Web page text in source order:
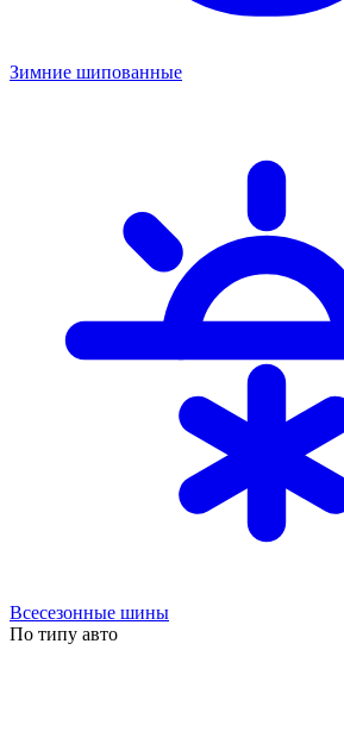
Зимние шипованные
Всесезонные шины
По типу авто